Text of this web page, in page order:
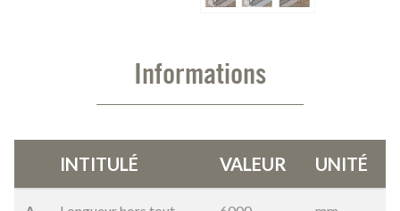
Informations
INTITULÉ VALEUR UNITÉ